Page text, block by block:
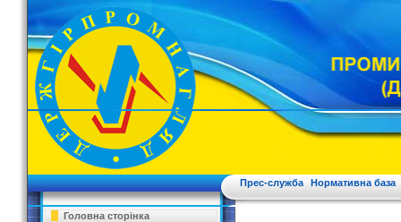
Прес-служба Нормативна база
Головна сторінка